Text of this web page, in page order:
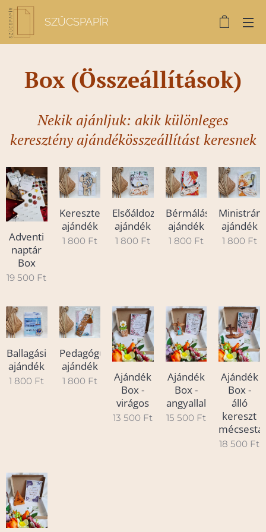
SZŰCSPAPÍR
Box (Összeállítások)
Nekik ajánljuk: akik különleges
keresztény ajándékösszeállítást keresnek
Adventi
naptár
Box
19 500 Ft
Keresztelési
ajándék
1 800 Ft
Elsőáldozási
ajándék
1 800 Ft
Bérmálási
ajándék
1 800 Ft
ajándék
1 800 Ft
Ballagási
ajándék
1 800 Ft
Pedagógusnapra
ajándék
1 800 Ft
Ajándék
Box -
virágos
13 500 Ft
Ajándék
Box -
angyallal
15 500 Ft
Ajándék
Box -
álló
kereszt
18 500 Ft